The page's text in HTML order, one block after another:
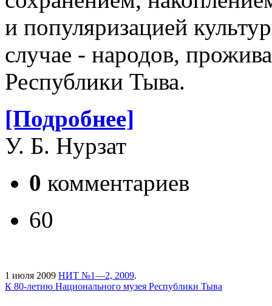
и популяризацией
случае - народов,
Республики Тыва.
[Подробнее]
У. Б. Нурзат
0 комментариев
60
1 июля 2009 НИТ №1—2, 2009.
К 80-летию Национального музея Республики Тыва